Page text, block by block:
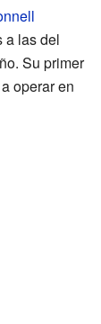
a las del
Su primer
operar en